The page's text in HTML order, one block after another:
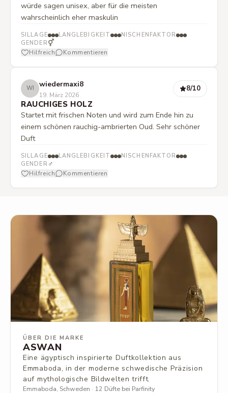
würde sagen unisex, aber für die meisten
wahrscheinlich eher maskulin
SILLAGE LANGLEBIGKEIT
NISCHENFAKTOR
GENDER ⚥
Hilfreich Kommentieren
WI wiedermaxi8
19. März 2026
8/10
RAUCHIGES HOLZ
Startet mit frischen Noten und wird zum Ende hin zu
einem schönen rauchig-ambrierten Oud. Sehr schöner
Duft
SILLAGE LANGLEBIGKEIT
NISCHENFAKTOR
GENDER ♂
Hilfreich Kommentieren
ÜBER DIE MARKE
ASWAN
Eine ägyptisch inspirierte Duftkollektion aus
Emmaboda, in der moderne schwedische Präzision
auf mythologische Bildwelten trifft.
Emmaboda, Schweden · 12 Düfte bei Parfinity